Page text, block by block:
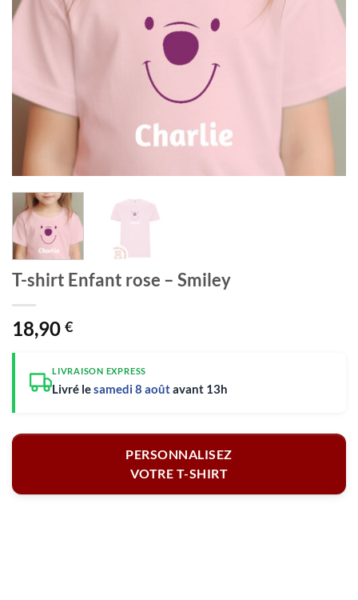
T-shirt Enfant rose – Smiley
18,90 €
LIVRAISON EXPRESS
Livré lesamedi 8 aoûtavant 13h
PERSONNALISEZ
VOTRE T-SHIRT